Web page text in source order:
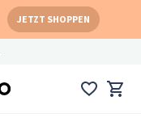
JETZT SHOPPEN